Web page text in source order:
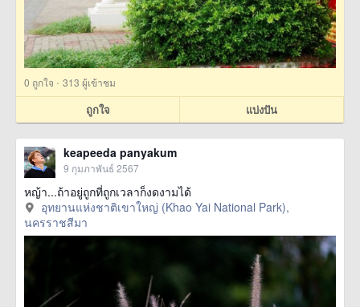
0 ถูกใจ · 313 ผู้เข้าชม
ถูกใจ แบ่งปัน
keapeeda panyakum
9 กุมภาพันธ์ 2567
หญ้า...ถ้าอยู่ถูกที่ถูกเวลาก็งดงามได้
อุทยานแห่งชาติเขาใหญ่ (Khao Yai National Park),
นครราชสีมา